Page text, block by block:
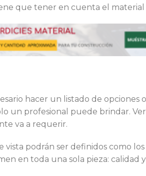
que tener en cuenta el material
hacer un listado de opciones
un profesional puede brindar.
va a requerir.
vista podrán ser definidos como
en toda una sola pieza: calidad